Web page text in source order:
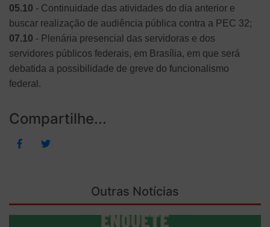
05.10 - Continuidade das atividades do dia anterior e
buscar realização de audiência pública contra a PEC 32;
07.10 - Plenária presencial das servidoras e dos
servidores públicos federais, em Brasília, em que será
debatida a possibilidade de greve do funcionalismo
federal.
Compartilhe...
Outras Notícias